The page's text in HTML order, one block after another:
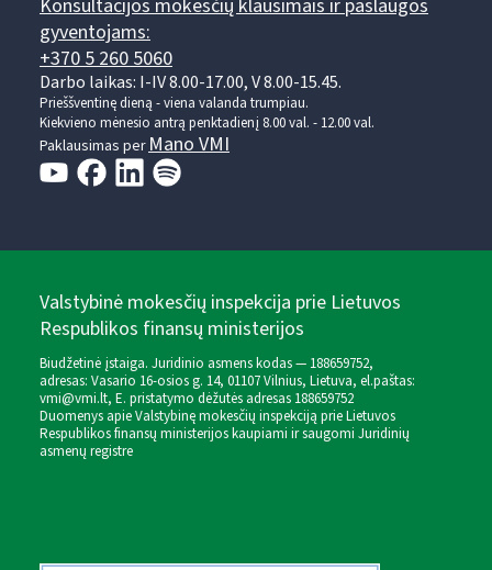
Konsultacijos mokesčių klausimais ir paslaugos
gyventojams:
+370 5 260 5060
Darbo laikas: I-IV 8.00-17.00, V 8.00-15.45.
Prieššventinę dieną - viena valanda trumpiau.
Kiekvieno mėnesio antrą penktadienį 8.00 val. - 12.00 val.
Paklausimas perMano VMI
Valstybinė mokesčių inspekcija prie Lietuvos
Respublikos finansų ministerijos
Biudžetinė įstaiga. Juridinio asmens kodas — 188659752,
adresas: Vasario 16-osios g. 14, 01107 Vilnius, Lietuva, el.paštas:
vmi@vmi.lt, E. pristatymo dėžutės adresas 188659752
Duomenys apie Valstybinę mokesčių inspekciją prie Lietuvos
Respublikos finansų ministerijos kaupiami ir saugomi Juridinių
asmenų registre